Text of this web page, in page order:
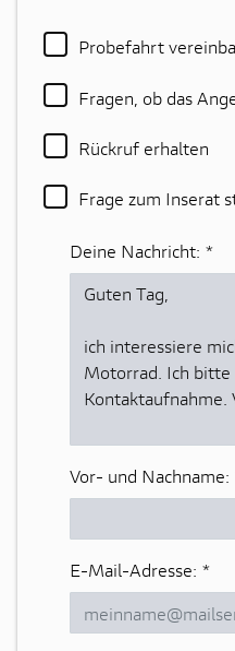
Probefahrt
Fragen, ob das
Rückruf erhalten
Frage zum Inserat
Deine Nachricht: *
Vor- und Nachname:
E-Mail-Adresse: *